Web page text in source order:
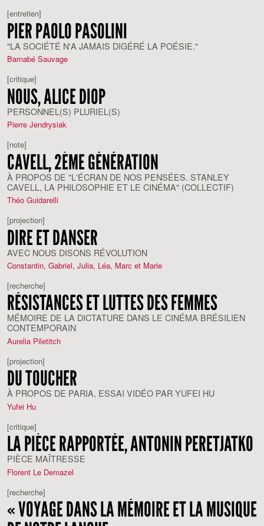
[entretien]
PIER PAOLO PASOLINI
"LA SOCIÉTÉ N'A JAMAIS DIGÉRÉ LA POÉSIE."
Barnabé Sauvage
[critique]
NOUS, ALICE DIOP
PERSONNEL(S) PLURIEL(S)
Pierre Jendrysiak
[note]
CAVELL, 2ÈME GÉNÉRATION
À PROPOS DE "L'ÉCRAN DE NOS PENSÉES. STANLEY
CAVELL, LA PHILOSOPHIE ET LE CINÉMA" (COLLECTIF)
Théo Guidarelli
[projection]
DIRE ET DANSER
AVEC NOUS DISONS RÉVOLUTION
Constantin, Gabriel, Julia, Léa, Marc et Marie
[recherche]
RÉSISTANCES ET LUTTES DES FEMMES
MÉMOIRE DE LA DICTATURE DANS LE CINÉMA BRÉSILIEN
CONTEMPORAIN
Aurelia Piletitch
[projection]
DU TOUCHER
À PROPOS DE PARIA, ESSAI VIDÉO PAR YUFEI HU
Yufei Hu
[critique]
LA PIÈCE RAPPORTÉE, ANTONIN PERETJATKO
PIÈCE MAÎTRESSE
Florent Le Demazel
[recherche]
« VOYAGE DANS LA MÉMOIRE ET LA MUSIQUE